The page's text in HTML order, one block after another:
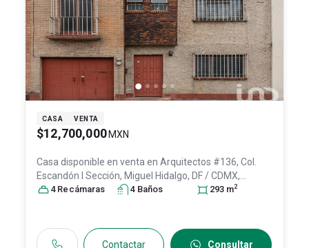
CASA VENTA
$12,700,000 MXN
Casa disponible en venta en Arquitectos #136, Col.
Escandón I Sección, Miguel Hidalgo, DF / CDMX,
México, C.P. 11800 , ID:31435561
4 Recámaras 4 Baños 293 m2
Contactar Consultar